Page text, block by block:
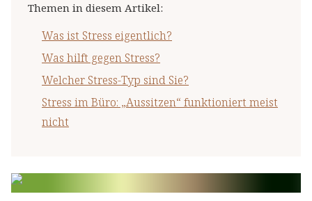
Themen in diesem Artikel:
Was ist Stress eigentlich?
Was hilft gegen Stress?
Welcher Stress-Typ sind Sie?
Stress im Büro: „Aussitzen“ funktioniert meist
nicht